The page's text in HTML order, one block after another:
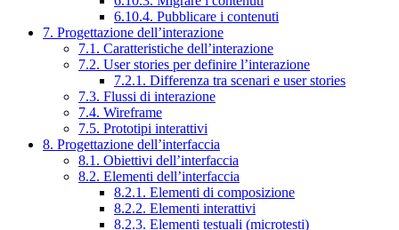
6.10.4. Pubblicare i contenuti
7. Progettazione dell’interazione
7.1. Caratteristiche dell’interazione
7.2. User stories per definire l’interazione
7.2.1. Differenza tra scenari e user stories
7.3. Flussi di interazione
7.4. Wireframe
7.5. Prototipi interattivi
8. Progettazione dell’interfaccia
8.1. Obiettivi dell’interfaccia
8.2. Elementi dell’interfaccia
8.2.1. Elementi di composizione
8.2.2. Elementi interattivi
8.2.3. Elementi testuali (microtesti)